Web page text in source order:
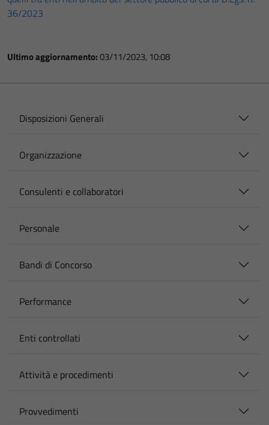
36/2023
Ultimo aggiornamento:03/11/2023, 10:08
Disposizioni Generali
Organizzazione
Consulenti e collaboratori
Personale
Bandi di Concorso
Performance
Enti controllati
Attività e procedimenti
Provvedimenti